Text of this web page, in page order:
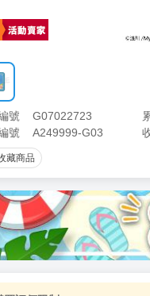
號 G07022723
號
A249999-G03
藏商品